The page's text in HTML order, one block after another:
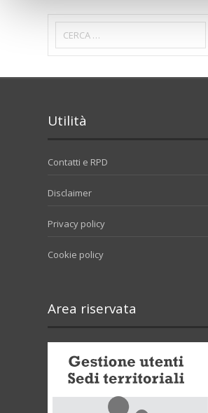
Utilità
Contatti e RPD
Disclaimer
Privacy policy
Cookie policy
Area riservata